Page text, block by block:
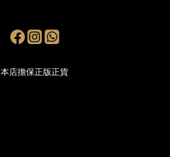
本店擔保正版正貨